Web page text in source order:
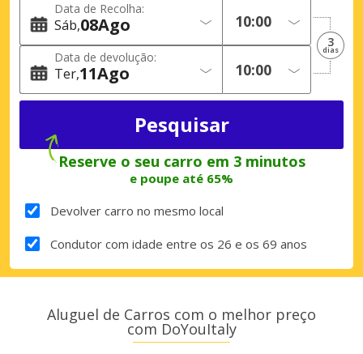
Data de Recolha:
Sáb 08Ago
Data de devolução:
Ter 11Ago
3
dias
Reserve o seu carro em 3 minutos
e poupe até 65%
Devolver carro no mesmo local
Condutor com idade entre os 26 e os 69 anos
Aluguel de Carros com o melhor preço
com DoYouItaly